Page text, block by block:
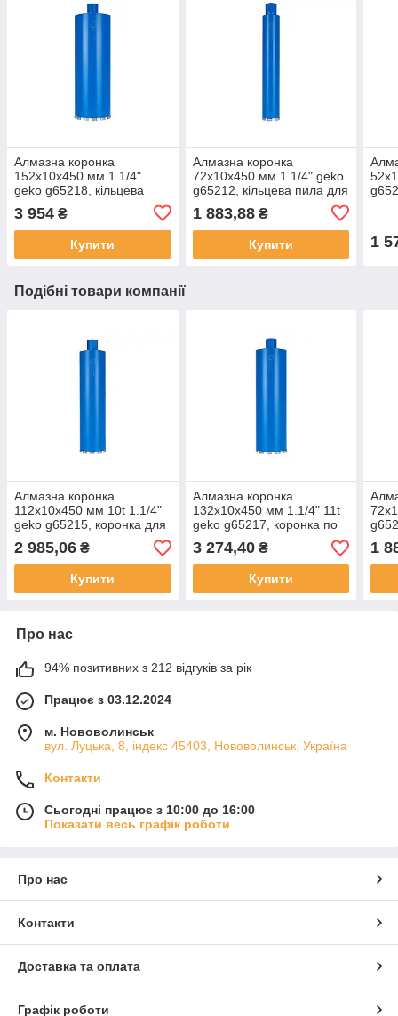
Алмазна коронка
152x10x450 мм 1.1/4"
geko g65218, кільцева
свердлильна коронка
3 954 ₴
Купити
Алмазна коронка
72x10x450 мм 1.1/4" geko
g65212, кільцева пила для
бетону, коронка для цегли
1 883,88₴
Купити 1
Подібні товари компанії
Алмазна коронка
112x10x450 мм 10t 1.1/4"
geko g65215, коронка для
свердління бетону,
кільцева пила для плитки
2 985,06 ₴
Купити
Алмазна коронка
132х10х450 мм 1.1/4" 11t
geko g65217, коронка по
бетону, коронка для
плитки
3 274,40₴
Купити
1
Про нас
94% позитивних з 212 відгуків за рік
Працює з 03.12.2024
м. Нововолинськ
вул. Луцька, 8, індекс 45403, Нововолинськ, Україна
Контакти
Сьогодні працює з 10:00 до 16:00
Показати весь графік роботи
Про нас
Контакти
Доставка та оплата
Графік роботи